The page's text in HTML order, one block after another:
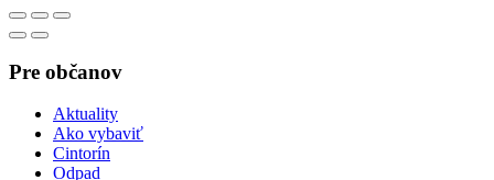
Pre občanov
Aktuality
Ako vybaviť
Cintorín
Odpad